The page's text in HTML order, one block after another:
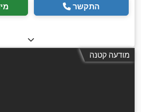
התקשר
מודעה קטנה